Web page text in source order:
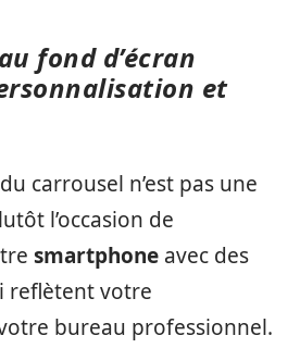
fond d’écran
et
carrousel n’est pas une
l’occasion de
smartphone avec des
reflètent votre
bureau professionnel.